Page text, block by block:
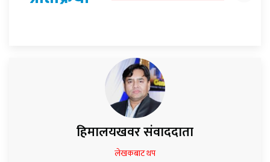
हिमालयखवर संवाददाता
लेखकबाट थप